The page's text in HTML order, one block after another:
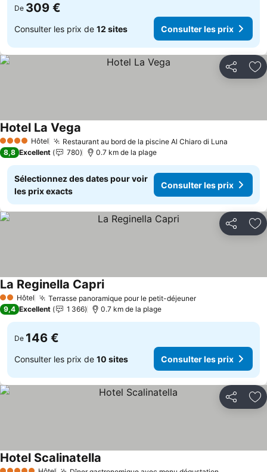
De 309 €
Consulter les prix de 12 sites Consulter les prix
Partager
4 Étoiles Hôtel Restaurant au bord de la piscine Al Chiaro di Luna
Hotel La Vega
8,8 Excellent 780 0.7 km de la plage
Sélectionnez des dates pour voir
les prix exacts
Consulter les prix
Partager
2 Étoiles
Hôtel Terrasse panoramique pour le petit-déjeuner
La Reginella Capri
9,4 Excellent 1 366 0.7 km de la plage
De 146 €
Consulter les prix de 10 sites Consulter les prix
Partager
Hotel Scalinatella